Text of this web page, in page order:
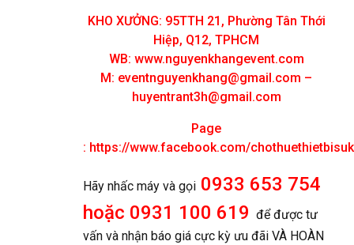
KHO XƯỞNG: 95TTH 21, Phường Tân Thới
Hiệp, Q12, TPHCM
WB: www.nguyenkhangevent.com
M: eventnguyenkhang@gmail.com –
huyentrant3h@gmail.com
Page
: https://www.facebook.com/
Hãy nhấc máy và gọi 0933 653 754
hoặc 0931 100 619 để được tư
vấn và nhận báo giá cực kỳ ưu đãi VÀ HOÀN